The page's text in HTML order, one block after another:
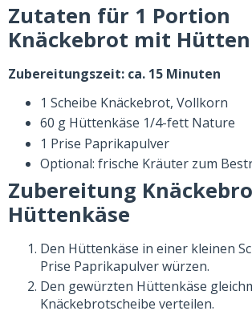
Zutaten für 1 Portion
Knäckebrot mit
Zubereitungszeit: ca. 15 Minuten
1 Scheibe Knäckebrot, Vollkorn
60 g Hüttenkäse 1/4-fett Nature
1 Prise Paprikapulver
Optional: frische Kräuter zum
Zubereitung
Hüttenkäse
Den Hüttenkäse in einer kleinen
Prise Paprikapulver würzen.
Den gewürzten Hüttenkäse
Knäckebrotscheibe verteilen.